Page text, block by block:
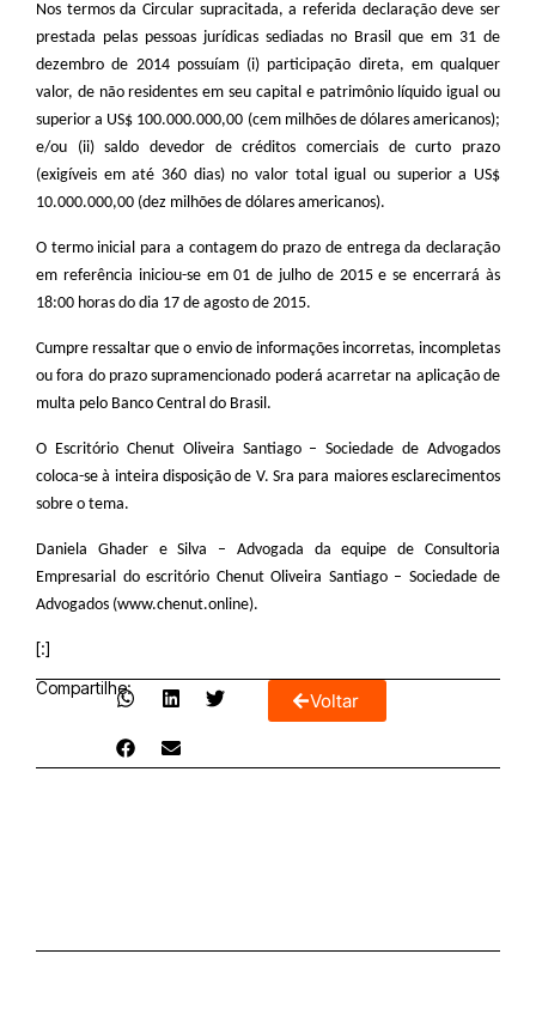
Nos termos da Circular supracitada, a referida declaração deve ser
prestada pelas pessoas jurídicas sediadas no Brasil que em 31 de
dezembro de 2014 possuíam (i) participação direta, em qualquer
valor, de não residentes em seu capital e patrimônio líquido igual ou
superior a US$ 100.000.000,00 (cem milhões de dólares americanos);
e/ou (ii) saldo devedor de créditos comerciais de curto prazo
(exigíveis em até 360 dias) no valor total igual ou superior a US$
10.000.000,00 (dez milhões de dólares americanos).
O termo inicial para a contagem do prazo de entrega da declaração
em referência iniciou-se em 01 de julho de 2015 e se encerrará às
18:00 horas do dia 17 de agosto de 2015.
Cumpre ressaltar que o envio de informações incorretas, incompletas
ou fora do prazo supramencionado poderá acarretar na aplicação de
multa pelo Banco Central do Brasil.
O Escritório Chenut Oliveira Santiago – Sociedade de Advogados
coloca-se à inteira disposição de V. Sra para maiores esclarecimentos
sobre o tema.
Daniela Ghader e Silva – Advogada da equipe de Consultoria
Empresarial do escritório Chenut Oliveira Santiago – Sociedade de
Advogados (www.chenut.online).
[:]
Compartilhe:
Voltar